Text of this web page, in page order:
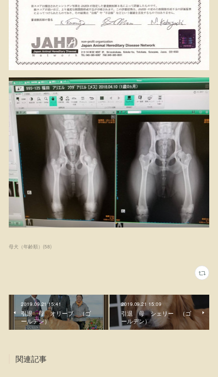
母犬（年齢順） (58)
2019.09.21 15:41
引退 母 オリーブ （ゴ
ールデン）
2019.09.21 15:09
引退 母 シェリー （ゴ
ールデン）
関連記事